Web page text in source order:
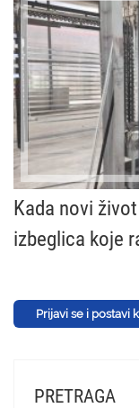
Kada novi
izbeglica koje
Prijavi se i postavi
PRETRAGA